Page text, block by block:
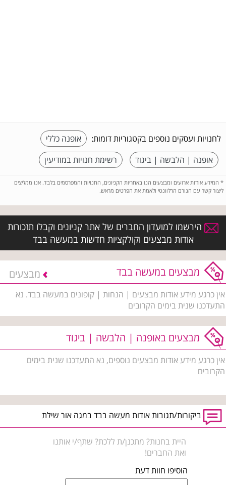
לחנויות ועסקים נוספים בקטגוריות דומות:
אופנה כללי
אופנה | הלבשה | ביגוד
רשימת חנויות במודיעין
* המידע אודות ארועים ומבצעים הנו באחריות הקניונים, החנויות והמפרסמים בלבד. אנו ממליצים
ליצור קשר עם הגורם הרלוונטי ולאמת את הפרטים מראש.
הירשמו למועדון החברים של אתר קניונים וקבלו תזכורות
אודות מבצעים וקולקציות חדשות במעשה בבד
מבצעים במעשה בבד מבצעים
אין כרגע מידע אודות מבצעים | הנחות | קופונים במעשה בבד. נא
התעדכנו שנית בימים הקרובים
מבצעים באופנה | הלבשה | ביגוד
אין כרגע מידע אודות מבצעים נוספים, נא התעדכנו שנית בימים
הקרובים
ביקורות/תגובות אודות מעשה בבד במגה אור שילת
היית בחנות? מתכנן/ת ללכת? שתף/י אותנו
ואת החברים!
הוסיפו חוות דעת